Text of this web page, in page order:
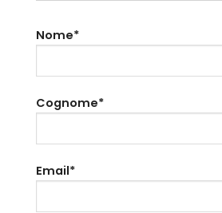
Nome*
Cognome*
Email*